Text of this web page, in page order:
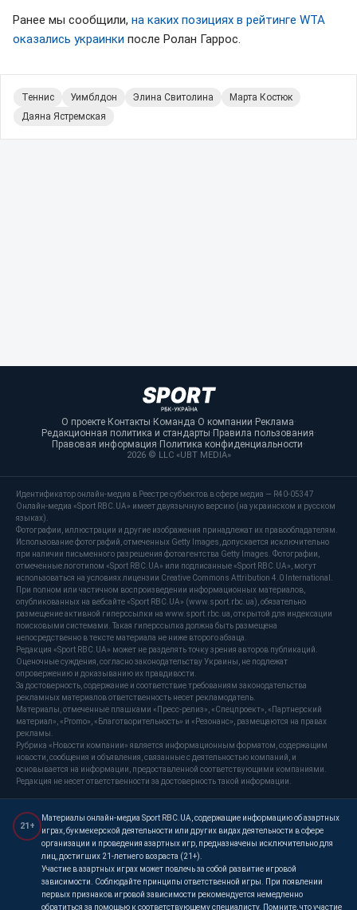
Ранее мы сообщили, на каких позициях в рейтинге WTA
оказались украинки после Ролан Гаррос.
Теннис Уимблдон Элина Свитолина
Марта Костюк
Даяна Ястремская
О проекте·Контакты·Команда·О компании·Реклама·
Редакционная политика и стандарты·Правила пользования·
Правовая информация·Политика конфиденциальности·
2026 © LLC «UBT MEDIA»
Идентификатор онлайн-медиа в Реестре субъектов в сфере медиа — R40-05347
Онлайн-медиа «Sport RBC.UA» имеет двуязычную версию (на украинском и русском
языках).
Фотографии, иллюстрации и другие изображения принадлежат их правообладателям.
Использование фотографий, отмеченных Getty Images, допускается исключительно
при наличии письменного разрешения фотоагентства Getty Images. Фотографии,
отмеченные логотипом «Sport RBC.UA» или подписанные «Sport RBC.UA», могут
использоваться на условиях лицензии Creative Commons Attribution 4.0 International.
При полном или частичном воспроизведении информационных материалов,
опубликованных на вебсайте «Sport RBC.UA» (www.sport.rbc.ua), обязательно
размещение активной гиперссылки на www.sport.rbc.ua, открытой для индексации
поисковыми системами. Такая гиперссылка должна быть размещена
непосредственно в тексте материала не ниже второго абзаца.
Редакция «Sport RBC.UA» может не разделять точку зрения авторов публикаций.
Оценочные суждения, согласно законодательству Украины, не подлежат
опровержению и доказыванию их правдивости.
За достоверность, содержание и соответствие требованиям законодательства
рекламных материалов ответственность несет рекламодатель.
Материалы, отмеченные плашками «Пресс-релиз», «Спецпроект», «Партнерский
материал», «Promo», «Благотворительность» и «Резонанс», размещаются на правах
рекламы.
Рубрика «Новости компании» является информационным форматом, содержащим
новости, сообщения и объявления, связанные с деятельностью компаний, и
основывается на информации, предоставленной соответствующими компаниями.
Редакция не несет ответственности за достоверность такой информации.
21+
Материалы онлайн-медиа Sport RBC.UA, содержащие информацию об азартных
играх, букмекерской деятельности или других видах деятельности в сфере
организации и проведения азартных игр, предназначены исключительно для
лиц, достигших 21-летнего возраста (21+).
Участие в азартных играх может повлечь за собой развитие игровой
зависимости. Соблюдайте принципы ответственной игры. При появлении
первых признаков игровой зависимости рекомендуется немедленно
обратиться за помощью к соответствующему специалисту. Помните, что участие